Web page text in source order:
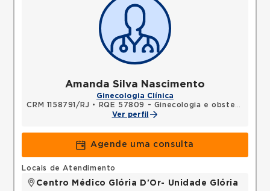
Amanda Silva Nascimento
Ginecologia Clínica
CRM 1158791/RJ •
RQE 57809 - Ginecologia e obstetrícia
Ver perfil
Agende uma consulta
Locais de Atendimento
Centro Médico Glória D'Or- Unidade Glória